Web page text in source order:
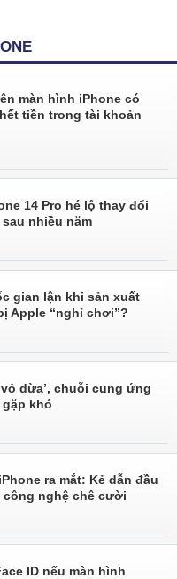
màn hình iPhone có
tiền trong tài khoản
14 Pro hé lộ thay đổi
nhiều năm
gian lận khi sản xuất
Apple “nghỉ chơi”?
dừa’, chuỗi cung ứng
khó
ra mắt: Kẻ dẫn đầu
nghệ chê cười
ID nếu màn hình